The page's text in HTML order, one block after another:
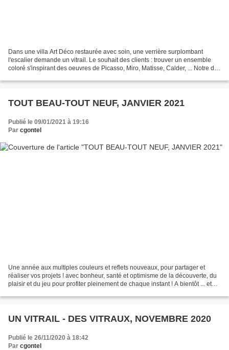
Dans une villa Art Déco restaurée avec soin, une verrière surplombant
l'escalier demande un vitrail. Le souhait des clients : trouver un ensemble
coloré s'inspirant des oeuvres de Picasso, Miro, Matisse, Calder, ... Notre défi
TOUT BEAU-TOUT NEUF, JANVIER 2021
Publié le 09/01/2021 à 19:16
Par cgontel
Une année aux multiples couleurs et reflets nouveaux, pour partager et
réaliser vos projets ! avec bonheur, santé et optimisme de la découverte, du
plaisir et du jeu pour profiter pleinement de chaque instant ! A bientôt ... et
UN VITRAIL - DES VITRAUX, NOVEMBRE 2020
Publié le 26/11/2020 à 18:42
Par cgontel